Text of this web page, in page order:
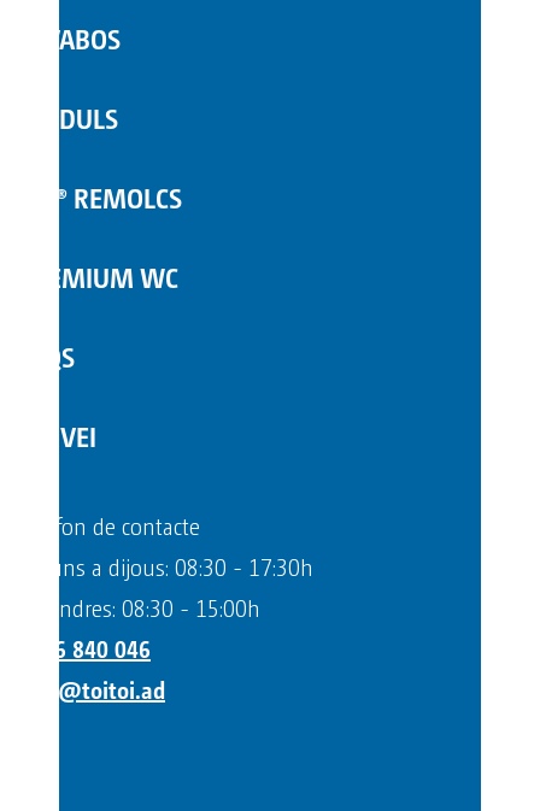
LAVABOS
MÒDULS
TOI® REMOLCS
PREMIUM WC
FAQS
SERVEI
Telèfon de contacte
Dilluns a dijous: 08:30 - 17:30h
Divendres: 08:30 - 15:00h
+376 840 046
info@toitoi.ad